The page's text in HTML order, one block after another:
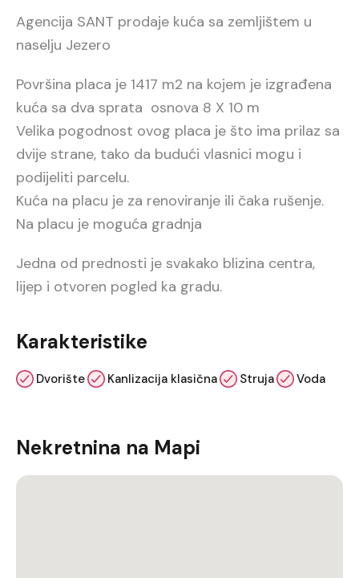
Agencija SANT prodaje kuća sa zemljištem u
naselju Jezero
Površina placa je 1417 m2 na kojem je izgrađena
kuća sa dva sprata osnova 8 X 10 m
Velika pogodnost ovog placa je što ima prilaz sa
dvije strane, tako da budući vlasnici mogu i
podijeliti parcelu.
Kuća na placu je za renoviranje ili čaka rušenje.
Na placu je moguća gradnja
Jedna od prednosti je svakako blizina centra,
lijep i otvoren pogled ka gradu.
Karakteristike
Dvorište Kanlizacija klasična Struja Voda
Nekretnina na Mapi